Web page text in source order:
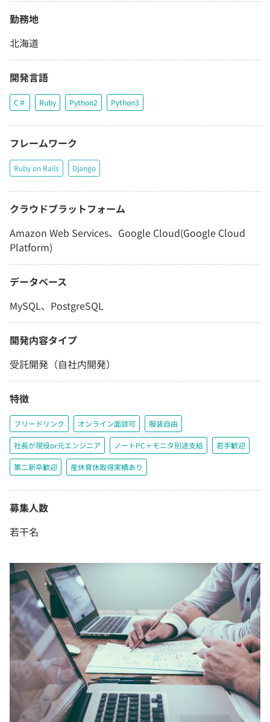
勤務地
北海道
開発言語
C＃ Ruby Python2 Python3
フレームワーク
Ruby on Rails Django
クラウドプラットフォーム
Amazon Web Services、Google Cloud(Google Cloud
Platform)
データベース
MySQL、PostgreSQL
開発内容タイプ
受託開発（自社内開発）
特徴
フリードリンク オンライン面談可 服装自由
社長が現役or元エンジニア ノートPC＋モニタ別途支給 若手歓迎
第二新卒歓迎 産休育休取得実績あり
募集人数
若干名